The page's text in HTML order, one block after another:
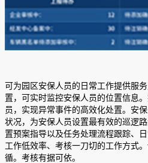
可为园区安保人员的日常工作提供服
置，可实时监控安保人员的位置信息
员，实现异常事件的高效化处置。安
状况，为安保人员设置最有效的巡逻
置预案指导以及任务处理流程跟踪、
工作低效率、考核一刀切的工作方式
循。考核有据可依。